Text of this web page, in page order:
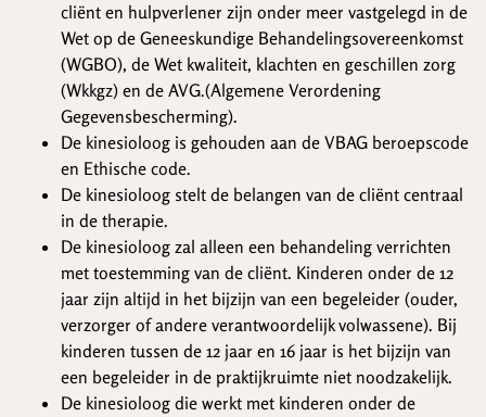
cliënt en hulpverlener zijn onder meer vastgelegd in de
Wet op de Geneeskundige Behandelingsovereenkomst
(WGBO), de Wet kwaliteit, klachten en geschillen zorg
(Wkkgz) en de AVG.(Algemene Verordening
Gegevensbescherming).
De kinesioloog is gehouden aan de VBAG beroepscode
en Ethische code.
De kinesioloog stelt de belangen van de cliënt centraal
in de therapie.
De kinesioloog zal alleen een behandeling verrichten
met toestemming van de cliënt. Kinderen onder de 12
jaar zijn altijd in het bijzijn van een begeleider (ouder,
verzorger of andere verantwoordelijk volwassene). Bij
kinderen tussen de 12 jaar en 16 jaar is het bijzijn van
een begeleider in de praktijkruimte niet noodzakelijk.
De kinesioloog die werkt met kinderen onder de